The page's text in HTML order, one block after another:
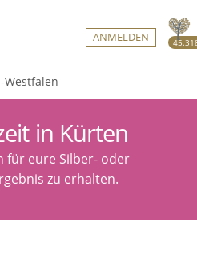
ANMELDEN
Westfalen
in Kürten
für eure Silber- oder
zu erhalten.